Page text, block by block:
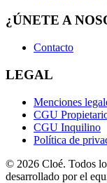
¿ÚNETE A
Contacto
LEGAL
Menciones
CGU
CGU Inquilino
Política de
© 2026 Cloé. Todos
desarrollado por el